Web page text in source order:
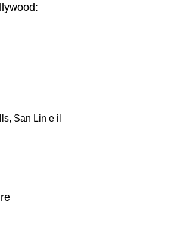
San Lin e il